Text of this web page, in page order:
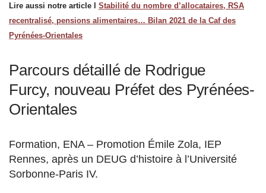
Lire aussi notre article l Stabilité du nombre d’allocataires, RSA
recentralisé, pensions alimentaires… Bilan 2021 de la Caf des
Pyrénées-Orientales
Parcours détaillé de Rodrigue
Furcy, nouveau Préfet des Pyrénées-
Orientales
Formation, ENA – Promotion Émile Zola, IEP
Rennes, après un DEUG d’histoire à l’Université
Sorbonne-Paris IV.